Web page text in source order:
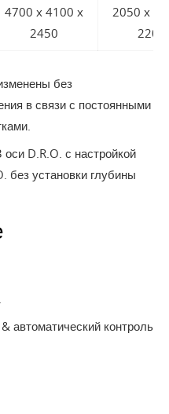
4700 x 4100 x
2450
2050 x
2200
без
в связи с постоянными
D.R.O. с настройкой
без установки глубины
автоматический контроль